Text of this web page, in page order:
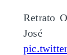
Retrato